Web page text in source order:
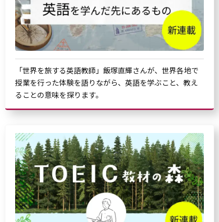
「世界を旅する英語教師」飯塚直輝さんが、世界各地で
授業を行った体験を語りながら、英語を学ぶこと、教え
ることの意味を探ります。